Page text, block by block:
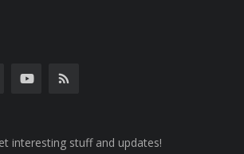
interesting stuff and updates!